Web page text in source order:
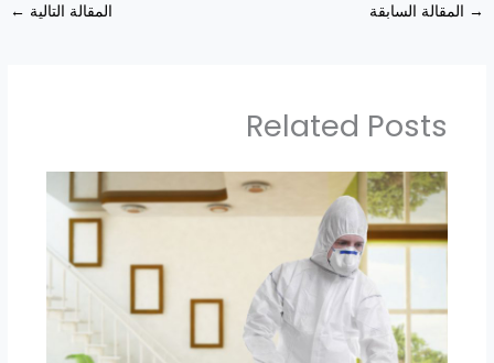
→ المقالة السابقة المقالة التالية ←
Related Posts